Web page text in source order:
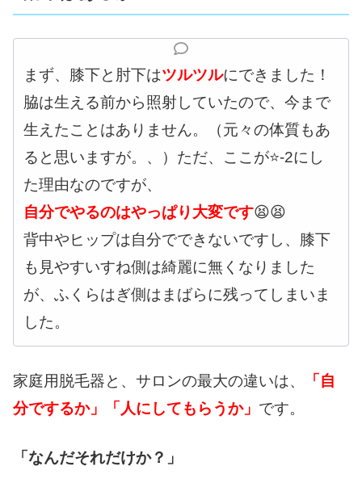
まず、膝下と肘下はツルツルにできました！
脇は生える前から照射していたので、今まで
生えたことはありません。（元々の体質もあ
ると思いますが。、）ただ、ここが⭐️-2にし
た理由なのですが、
自分でやるのはやっぱり大変です😫😫
背中やヒップは自分でできないですし、膝下
も見やすいすね側は綺麗に無くなりました
が、ふくらはぎ側はまばらに残ってしまいま
した。
家庭用脱毛器と、サロンの最大の違いは、
「自
分でするか」「人にしてもらうか」 です。
「なんだそれだけか？」